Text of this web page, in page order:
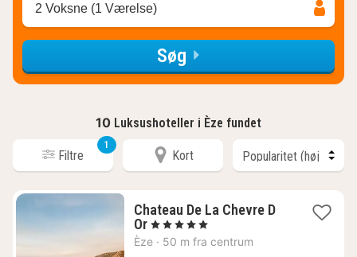
2 Voksne (1 Værelse)
Søg
10 Luksushoteller i Èze fundet
Filtre
1
Kort
Chateau De La Chevre D
Or1
nat
, 5 Stjerner
Èze · 50 m fra centrum